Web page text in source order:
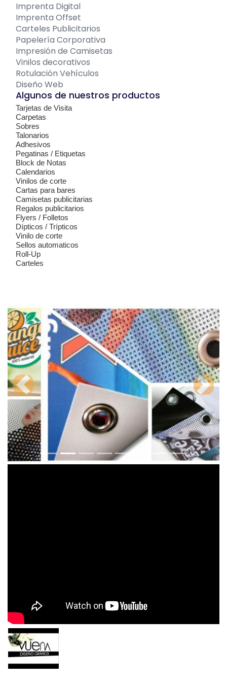
Imprenta Digital
Imprenta Offset
Carteles Publicitarios
Papelería Corporativa
Impresión de Camisetas
Vinilos decorativos
Rotulación Vehículos
Diseño Web
Algunos de nuestros productos
Tarjetas de Visita
Carpetas
Sobres
Talonarios
Adhesivos
Pegatinas / Etiquetas
Block de Notas
Calendarios
Vinilos de corte
Cartas para bares
Camisetas publicitarias
Regalos publicitarios
Flyers / Folletos
Dípticos / Trípticos
Vinilo de corte
Sellos automaticos
Roll-Up
Carteles
Previous Next